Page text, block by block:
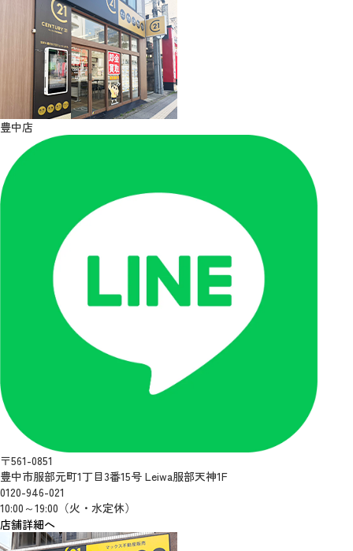
豊中店
〒561-0851
豊中市服部元町1丁目3番15号 Leiwa服部天神1F
0120-946-021
10:00～19:00（火・水定休）
店舗詳細へ